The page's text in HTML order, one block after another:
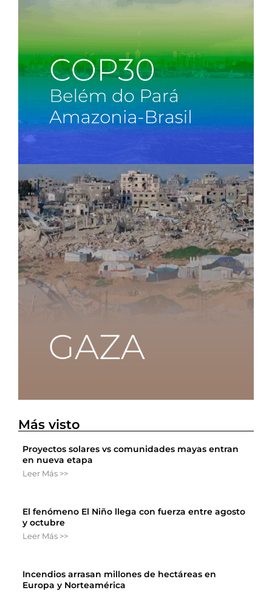
Más visto
Proyectos solares vs comunidades mayas entran
en nueva etapa
Leer Más >>
El fenómeno El Niño llega con fuerza entre agosto
y octubre
Leer Más >>
Incendios arrasan millones de hectáreas en
Europa y Norteamérica